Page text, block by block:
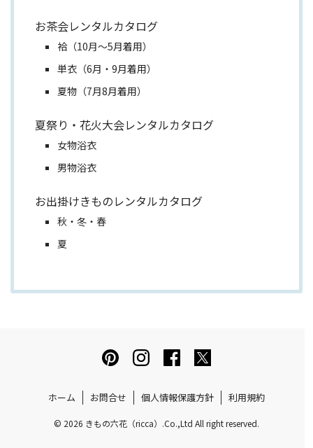
お茶会レンタルカタログ
袷（10月～5月着用）
単衣（6月・9月着用）
夏物（7月8月着用）
夏祭り・花火大会レンタルカタログ
女物浴衣
男物浴衣
お出掛けきものレンタルカタログ
秋・冬・春
夏
ホーム お問合せ 個人情報保護方針 利用規約
© 2026 きもの六花（ricca）.Co.,Ltd All right reserved.